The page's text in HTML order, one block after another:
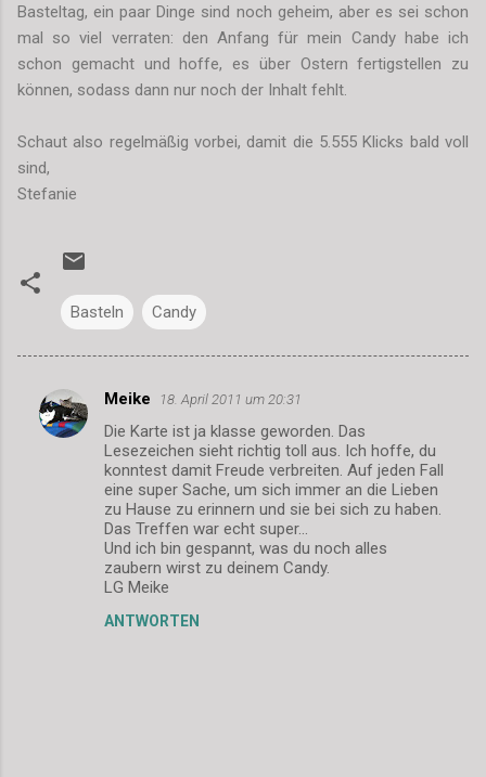
Basteltag, ein paar Dinge sind noch geheim, aber es sei schon
mal so viel verraten: den Anfang für mein Candy habe ich
schon gemacht und hoffe, es über Ostern fertigstellen zu
können, sodass dann nur noch der Inhalt fehlt.
Schaut also regelmäßig vorbei, damit die 5.555 Klicks bald voll
sind,
Stefanie
Basteln Candy
K
o
Meike 18. April 2011 um 20:31
Die Karte ist ja klasse geworden. Das
Lesezeichen sieht richtig toll aus. Ich hoffe, du
konntest damit Freude verbreiten. Auf jeden Fall
eine super Sache, um sich immer an die Lieben
zu Hause zu erinnern und sie bei sich zu haben.
Das Treffen war echt super...
Und ich bin gespannt, was du noch alles
zaubern wirst zu deinem Candy.
LG Meike
ANTWORTEN